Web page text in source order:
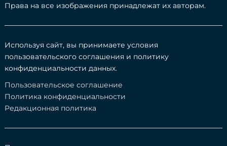
Права на все изображения принадлежат их авторам.
Используя сайт, вы принимаете условия
пользовательского соглашения и политику
конфиденциальности данных.
Пользовательское соглашение
Политика конфиденциальности
Редакционная политика